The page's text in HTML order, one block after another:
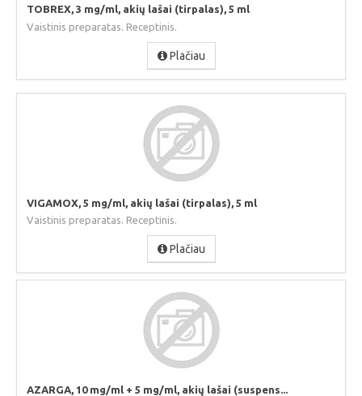
TOBREX, 3 mg/ml, akių lašai (tirpalas), 5 ml
Vaistinis preparatas. Receptinis.
Plačiau
VIGAMOX, 5 mg/ml, akių lašai (tirpalas), 5 ml
Vaistinis preparatas. Receptinis.
Plačiau
AZARGA, 10 mg/ml + 5 mg/ml, akių lašai (suspens...